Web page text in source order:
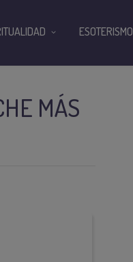
MÁS
ESOTERISMO